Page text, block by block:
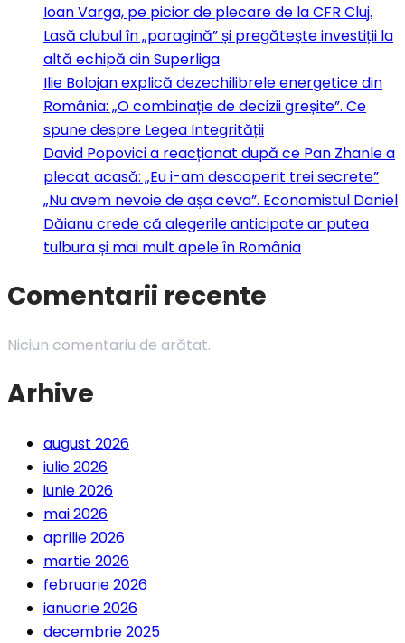
Ioan Varga, pe picior de plecare de la CFR Cluj.
Lasă clubul în „paragină” și pregătește investiții la
altă echipă din Superliga
Ilie Bolojan explică dezechilibrele energetice din
România: „O combinație de decizii greșite”. Ce
spune despre Legea Integrității
David Popovici a reacționat după ce Pan Zhanle a
plecat acasă: „Eu i-am descoperit trei secrete”
„Nu avem nevoie de așa ceva”. Economistul Daniel
Dăianu crede că alegerile anticipate ar putea
tulbura și mai mult apele în România
Comentarii recente
Niciun comentariu de arătat.
Arhive
august 2026
iulie 2026
iunie 2026
mai 2026
aprilie 2026
martie 2026
februarie 2026
ianuarie 2026
decembrie 2025